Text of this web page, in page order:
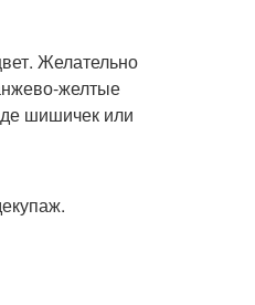
Желательно
желтые
шишичек или